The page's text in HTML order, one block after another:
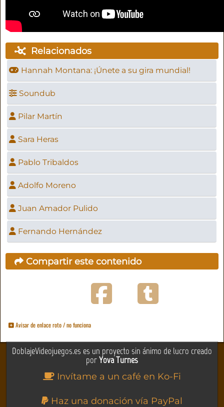
Relacionados
Hannah Montana: ¡Únete a su gira mundial!
Soundub
Pilar Martín
Sara Heras
Pablo Tribaldos
Adolfo Moreno
Juan Amador Pulido
Fernando Hernández
Compartir este contenido
Avisar de enlace roto / no funciona
DoblajeVideojuegos.es es un proyecto sin ánimo de lucro creado
porYova Turnes
Invítame a un café en Ko-Fi
Haz una donación vía PayPal